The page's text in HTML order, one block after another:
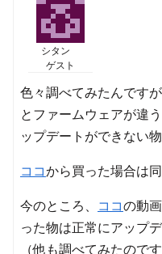
シタン
ゲスト
色々調べてみたんです
とファームウェアが違
ップデートができない物
ココから買った場合は
今のところ、 ココの動
った物は正常にアップ
（他も調べてみたので